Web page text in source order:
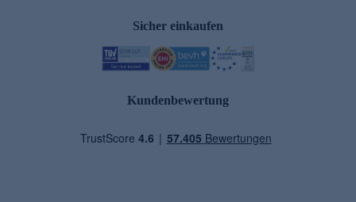
Sicher einkaufen
Kundenbewertung